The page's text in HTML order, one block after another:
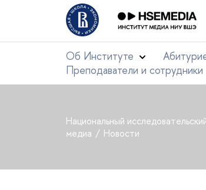
Об Институте
Преподаватели и сотрудники
Национальный
медиа
Новости